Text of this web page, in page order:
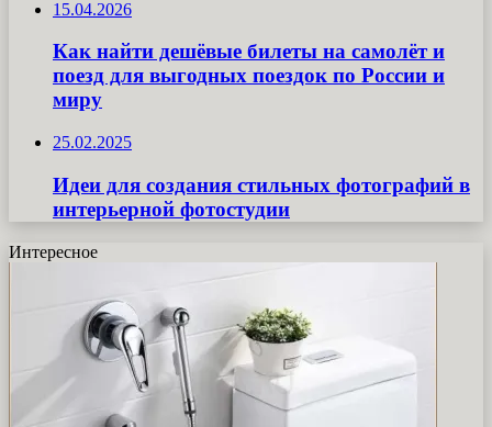
15.04.2026
Как найти дешёвые билеты на самолёт и
поезд для выгодных поездок по России и
миру
25.02.2025
Идеи для создания стильных фотографий в
интерьерной фотостудии
Интересное